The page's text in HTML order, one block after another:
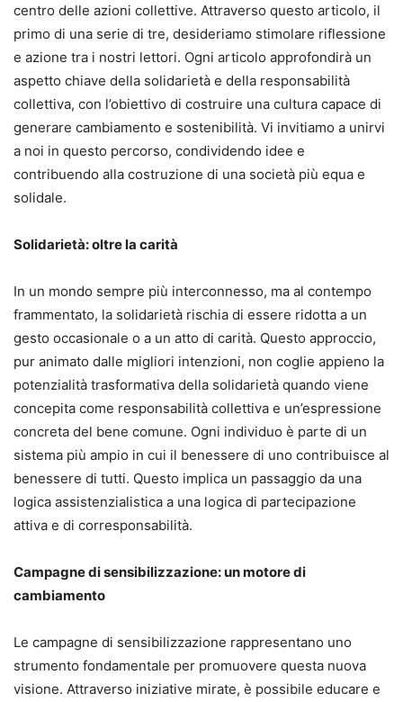
centro delle azioni collettive. Attraverso questo articolo, il
primo di una serie di tre, desideriamo stimolare riflessione
e azione tra i nostri lettori. Ogni articolo approfondirà un
aspetto chiave della solidarietà e della responsabilità
collettiva, con l’obiettivo di costruire una cultura capace di
generare cambiamento e sostenibilità. Vi invitiamo a unirvi
a noi in questo percorso, condividendo idee e
contribuendo alla costruzione di una società più equa e
solidale.
Solidarietà: oltre la carità
In un mondo sempre più interconnesso, ma al contempo
frammentato, la solidarietà rischia di essere ridotta a un
gesto occasionale o a un atto di carità. Questo approccio,
pur animato dalle migliori intenzioni, non coglie appieno la
potenzialità trasformativa della solidarietà quando viene
concepita come responsabilità collettiva e un’espressione
concreta del bene comune. Ogni individuo è parte di un
sistema più ampio in cui il benessere di uno contribuisce al
benessere di tutti. Questo implica un passaggio da una
logica assistenzialistica a una logica di partecipazione
attiva e di corresponsabilità.
Campagne di sensibilizzazione: un motore di
cambiamento
Le campagne di sensibilizzazione rappresentano uno
strumento fondamentale per promuovere questa nuova
visione. Attraverso iniziative mirate, è possibile educare e